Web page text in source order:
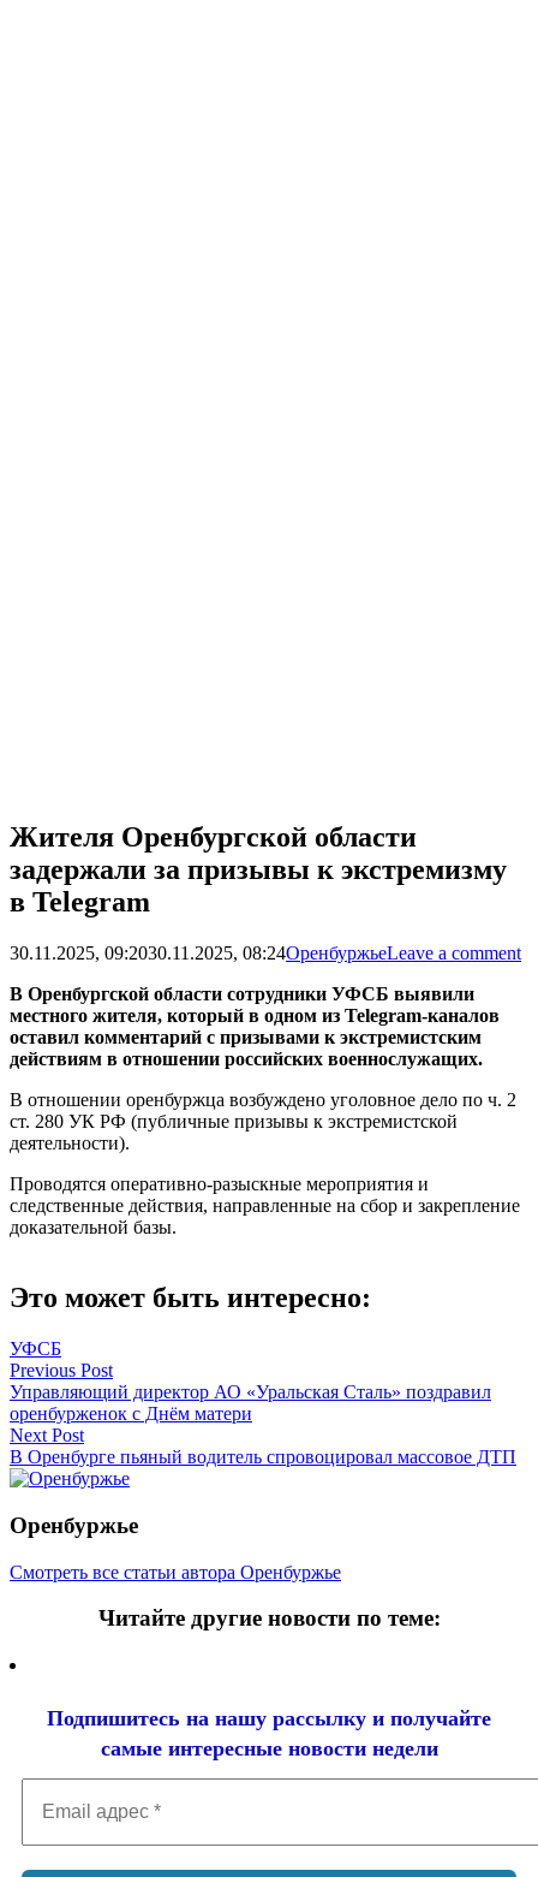
Жителя Оренбургской области
задержали за призывы к экстремизму
в Telegram
30.11.2025, 09:2030.11.2025, 08:24ОренбуржьеLeave a comment
В Оренбургской области сотрудники УФСБ выявили
местного жителя, который в одном из Telegram-каналов
оставил комментарий с призывами к экстремистским
действиям в отношении российских военнослужащих.
В отношении оренбуржца возбуждено уголовное дело по ч. 2
ст. 280 УК РФ (публичные призывы к экстремистской
деятельности).
Проводятся оперативно-разыскные мероприятия и
следственные действия, направленные на сбор и закрепление
доказательной базы.
Это может быть интересно:
УФСБ
Навигация
по
записям
Previous Post
Управляющий директор АО «Уральская Сталь» поздравил
оренбурженок с Днём матери
Next Post
В Оренбурге пьяный водитель спровоцировал массовое ДТП
Оренбуржье
Смотреть все статьи автора Оренбуржье
Читайте другие новости по теме:
Подпишитесь на нашу рассылку и получайте
самые интересные новости недели
адрес
*